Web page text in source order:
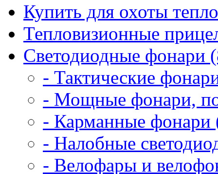
Купить для охоты
Тепловизионные
Светодиодные фонари
- Тактические
- Мощные фонари,
- Карманные фонари
- Налобные
- Велофары и